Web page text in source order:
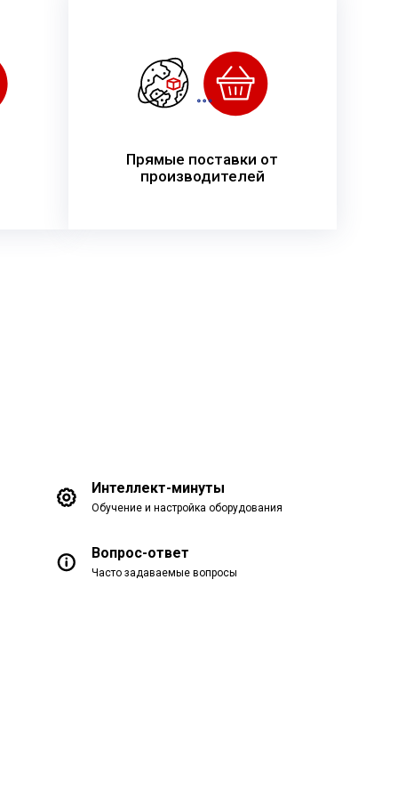
Прямые поставки от
производителей
Интеллект-минуты
Обучение и настройка оборудования
Вопрос-ответ
Часто задаваемые вопросы